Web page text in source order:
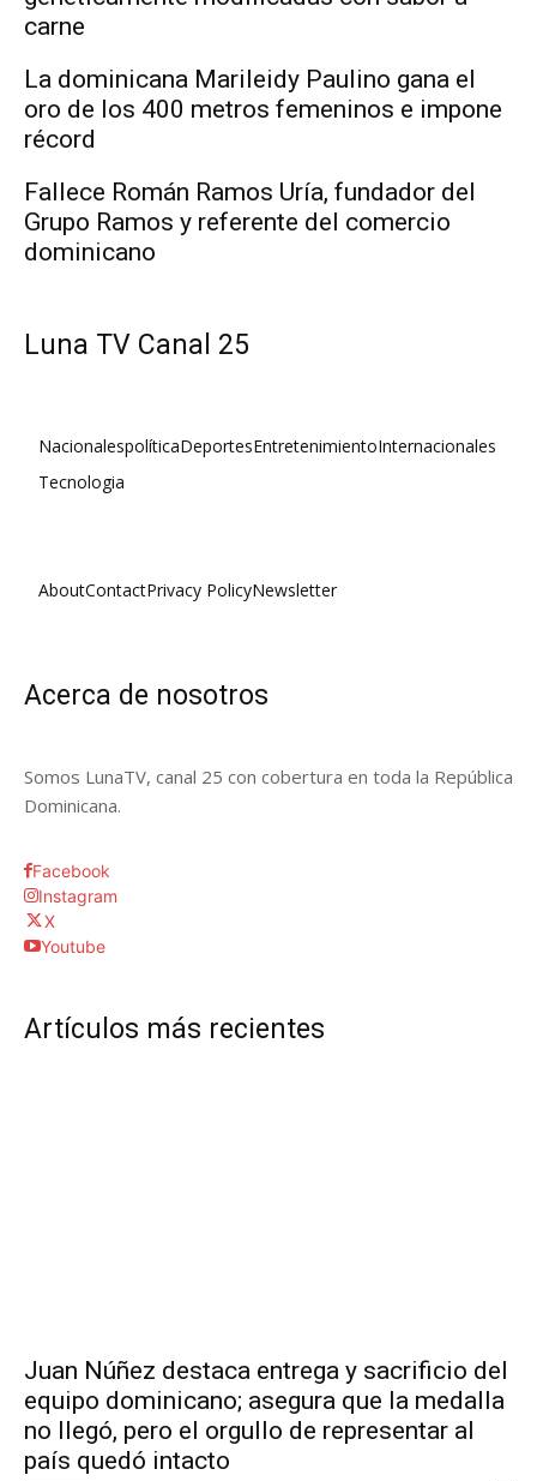
carne
La dominicana Marileidy Paulino gana el
oro de los 400 metros femeninos e impone
récord
Fallece Román Ramos Uría, fundador del
Grupo Ramos y referente del comercio
dominicano
Luna TV Canal 25
NacionalespolíticaDeportesEntretenimientoInternacionales
Tecnologia
AboutContactPrivacy PolicyNewsletter
Acerca de nosotros
Somos LunaTV, canal 25 con cobertura en toda la República
Dominicana.
Facebook
Instagram
X
Youtube
Artículos más recientes
Juan Núñez destaca entrega y sacrificio del
equipo dominicano; asegura que la medalla
no llegó, pero el orgullo de representar al
país quedó intacto